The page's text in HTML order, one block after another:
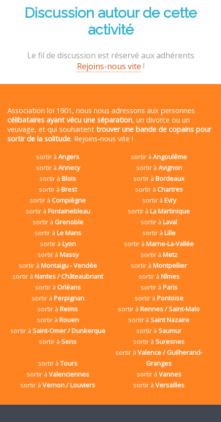
Discussion autour de cette
activité
Le fil de discussion est réservé aux adhérents
Rejoins-nous vite !
Association loi 1901, nous nous adressons aux personnes
célibataires ayant vécu une séparation, un divorce ou un
veuvage, et qui souhaitent trouver une bande de copains pour
sortir de la solitude. Rejoins-nous vite !
sortir àAngers sortir àAngoulême
sortir à Annecy sortir à Avignon
sortir àBlois sortir àBordeaux
sortir à Brest sortir à Chartres
sortir à Compiègne sortir à Evry
sortir à Fontainebleau sortir àLa Martinique
sortir à Grenoble sortir àLaval
sortir à Le Mans sortir àLille
sortir à Lyon sortir àMarne-La-Vallée
sortir à Massy sortir à Metz
sortir à Montaigu - Vendée sortir àMontpellier
sortir àNantes / Châteaubriant sortir à Nîmes
sortir à Orléans sortir à Paris
sortir à Perpignan sortir à Pontoise
sortir àReims sortir àRennes / Saint-Malo
sortir à Rouen sortir àSaint Nazaire
sortir à Saint-Omer / Dunkerque sortir àSaumur
sortir àSens sortir àSuresnes
sortir àTours
sortir àValence / Guilherand-
Granges
sortir à Valenciennes sortir à Vannes
sortir àVernon / Louviers sortir àVersailles